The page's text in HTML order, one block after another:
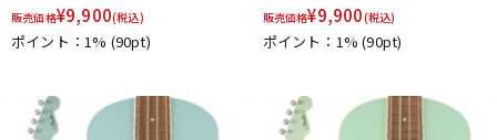
販売価格¥9,900(税込)
ポイント：1% (90pt)
販売価格¥9,900(税込)
ポイント：1%(90pt)